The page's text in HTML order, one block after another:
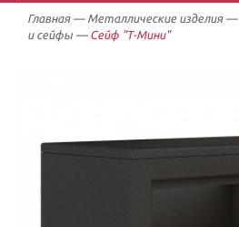
Главная— Металлические изделия—
и сейфы — Сейф "Т-Мини"